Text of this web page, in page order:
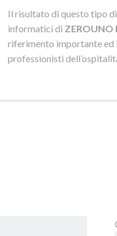
Il risultato di questo tipo
informatici di
riferimento importante ed
professionisti